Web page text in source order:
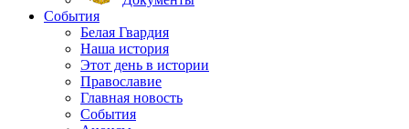
События
Белая Гвардия
Наша история
Этот день в истории
Православие
Главная новость
События